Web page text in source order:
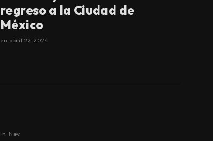
regreso a la Ciudad de
México
en abril 22, 2024
In New